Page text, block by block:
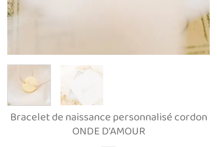
Bracelet de naissance personnalisé cordon
ONDE D’AMOUR